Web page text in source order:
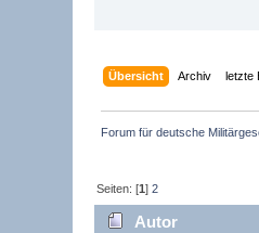
Übersicht Archiv letzte
Forum für deutsche
Seiten: [1]2
Autor